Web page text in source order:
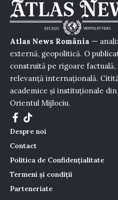
Atlas News România —
externă, geopolitică. O
construită pe rigoare
relevanță internațională.
academice și instituționale
Orientul Mijlociu.
Despre noi
Contact
Politica de Confidențialitate
Termeni și condiții
Parteneriate